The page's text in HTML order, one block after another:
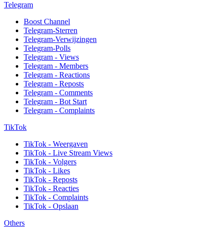
Telegram
Boost Channel
Telegram-Sterren
Telegram-Verwijzingen
Telegram-Polls
Telegram - Views
Telegram - Members
Telegram - Reactions
Telegram - Reposts
Telegram - Comments
Telegram - Bot Start
Telegram - Complaints
TikTok
TikTok - Weergaven
TikTok - Live Stream Views
TikTok - Volgers
TikTok - Likes
TikTok - Reposts
TikTok - Reacties
TikTok - Complaints
TikTok - Opslaan
Others